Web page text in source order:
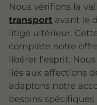
Nous vérifions la
transport avant le
litige ultérieur.
complète notre
libérer l'esprit.
liés aux affections
adaptons notre
besoins